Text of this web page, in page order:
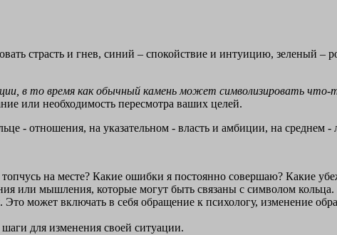
страсть и гнев, синий – спокойствие и интуицию, зеленый –
в то время как обычный камень может символизировать что-
или необходимость пересмотра ваших целей.
- отношения, на указательном - власть и амбиции, на среднем -
на месте? Какие ошибки я постоянно совершаю? Какие
или мышления, которые могут быть связаны с символом кольца.
может включать в себя обращение к психологу, изменение
для изменения своей ситуации.